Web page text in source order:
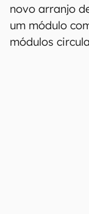
novo arranjo
um módulo
módulos